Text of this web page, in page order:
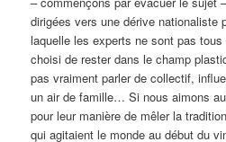
dirigées vers une dérive nationaliste
laquelle les experts ne sont pas tous
choisi de rester dans le champ
pas vraiment parler de collectif,
un air de famille… Si nous aimons
pour leur manière de mêler la
qui agitaient le monde au début du